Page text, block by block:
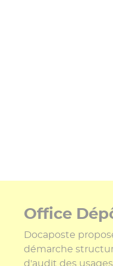
Office
Docaposte
démarche
d'audit des